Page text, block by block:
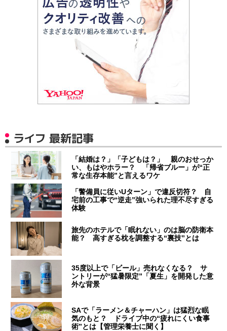
ライフ 最新記事
「結婚は？」「子どもは？」 親のおせっか
い、もはやホラー？ 「帰省ブルー」が“正
常な生存本能”と言えるワケ
「警備員に従いUターン」で違反切符？ 自
宅前の工事で“逆走”強いられた理不尽すぎる
体験
旅先のホテルで「眠れない」のは脳の防衛本
能？ 高すぎる枕を調整する“裏技”とは
35度以上で「ビール」売れなくなる？ サ
ントリーが“猛暑限定”「夏生」を開発した意
外な背景
SAで「ラーメン＆チャーハン」は猛烈な眠
気のもと？ ドライブ中の“疲れにくい食事
術”とは【管理栄養士に聞く】